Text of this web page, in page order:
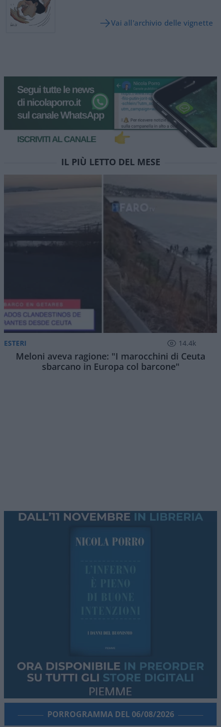
Vai all'archivio delle vignette
IL PIÙ LETTO DEL MESE
ESTERI 14.4k
Meloni aveva ragione: "I marocchini di Ceuta
sbarcano in Europa col barcone"
PORROGRAMMA DEL 06/08/2026